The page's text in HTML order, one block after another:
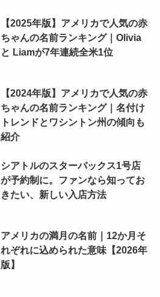
【2025年版】アメリカで人気の赤
ちゃんの名前ランキング｜Olivia
と Liamが7年連続全米1位
【2024年版】アメリカで人気の赤
ちゃんの名前ランキング｜名付け
トレンドとワシントン州の傾向も
紹介
シアトルのスターバックス1号店
が予約制に。ファンなら知ってお
きたい、新しい入店方法
アメリカの満月の名前｜12か月そ
れぞれに込められた意味【2026年
版】